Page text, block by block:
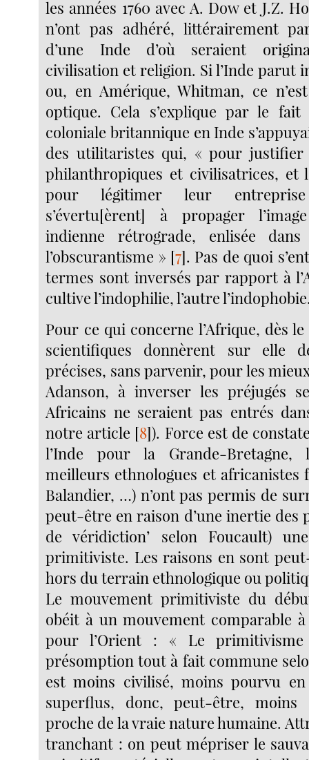
les années 1760 avec A. Dow et J.Z.
n’ont pas adhéré, littérairement
d’une Inde d’où seraient
civilisation et religion. Si l’Inde parut
ou, en Amérique, Whitman, ce
optique. Cela s’explique par le fait
coloniale britannique en Inde
des utilitaristes qui, « pour justifier
philanthropiques et civilisatrices, et
pour légitimer leur entreprise
s’évertu[èrent] à propager
indienne rétrograde, enlisée
l’obscurantisme » [7]. Pas de quoi
termes sont inversés par rapport à
cultive l’indophilie, l’autre
Pour ce qui concerne l’Afrique, dès
scientifiques donnèrent sur elle
précises, sans parvenir, pour les
Adanson, à inverser les préjugés
Africains ne seraient pas entrés
notre article [8]). Force est de
l’Inde pour la Grande-Bretagne,
meilleurs ethnologues et africanistes
Balandier, …) n’ont pas permis de
peut-être en raison d’une inertie des
de véridiction’ selon Foucault)
primitiviste. Les raisons en sont
hors du terrain ethnologique ou
Le mouvement primitiviste du
obéit à un mouvement comparable
pour l’Orient : « Le primitivisme
présomption tout à fait commune
est moins civilisé, moins pourvu
superflus, donc, peut-être, moins
proche de la vraie nature humaine.
tranchant : on peut mépriser le